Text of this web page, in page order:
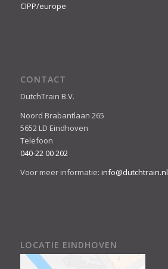
CIPP/europe
CONTACT
DutchTrain B.V.
Noord Brabantlaan 265
5652 LD Eindhoven
Telefoon
040-22 00 202
Voor meer informatie: info@dutchtrain.nl
LOCATIE EINDHOVEN